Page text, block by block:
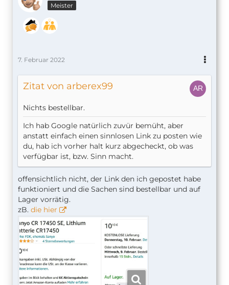
Meister
7. Februar 2022
Zitat von arberex99
Nichts bestellbar.
Ich hab Google natürlich zuvür bemüht, aber
anstatt einfach einen sinnlosen Link zu posten wie
du, hab ich vorher halt kurz abgecheckt, ob was
verfügbar ist, bzw. Sinn macht.
offensichtlich nicht, der Link den ich gepostet habe
funktioniert und die Sachen sind bestellbar und auf
Lager vorrätig.
zB. die hier